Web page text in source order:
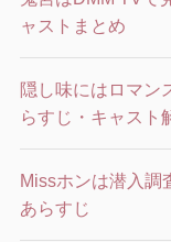
ャストまとめ
隠し味にはロマン
らすじ・キャスト
Missホンは潜入調
あらすじ